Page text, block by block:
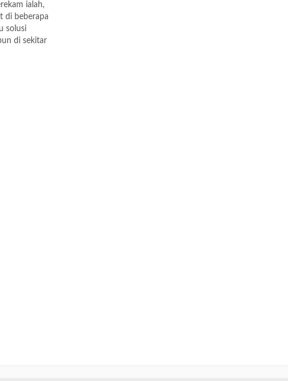
ialah,
di beberapa
solusi
di sekitar